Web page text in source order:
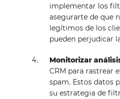
implementar los
asegurarte de que
legítimos de los
pueden perjudicar
Monitorizar
CRM para rastrear
spam. Estos datos
su estrategia de